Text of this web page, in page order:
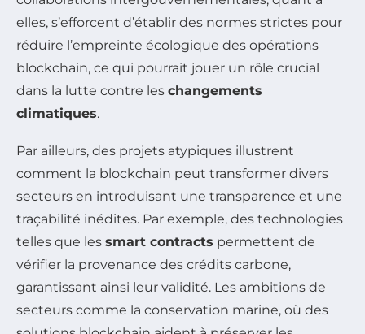
elles, s’efforcent d’établir des normes strictes pour
réduire l’empreinte écologique des opérations
blockchain, ce qui pourrait jouer un rôle crucial
dans la lutte contre les changements
climatiques.
Par ailleurs, des projets atypiques illustrent
comment la blockchain peut transformer divers
secteurs en introduisant une transparence et une
traçabilité inédites. Par exemple, des technologies
telles que les smart contracts permettent de
vérifier la provenance des crédits carbone,
garantissant ainsi leur validité. Les ambitions de
secteurs comme la conservation marine, où des